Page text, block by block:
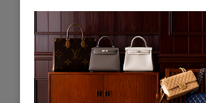
お支払いについて
以下のお支払方法が利用可能で
クレジットカード
ショッピングローン
銀行振込・郵便振替
代金引換
Amazon Pay